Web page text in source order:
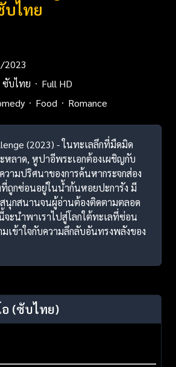
บไทย
2023
ซับไทย
Full HD
Food Romance
(2023) - ในทะเลลึกที่มืดมิด
หลาด, หูปาอีพระเอกต้องเผชิญกับ
ามปริศนาของการค้นหากระจกส่อง
ถูกซ่อนอยู่ในน้ำก้นหอยปะการัง มี
นุกสนานจนผู้อ่านต้องติดตามตลอด
จะนำพาเราไปสู่โลกใต้ทะเลที่ซ่อน
เข้าใจกับความลึกลับอันทรงพลังของ
(ซับไทย)